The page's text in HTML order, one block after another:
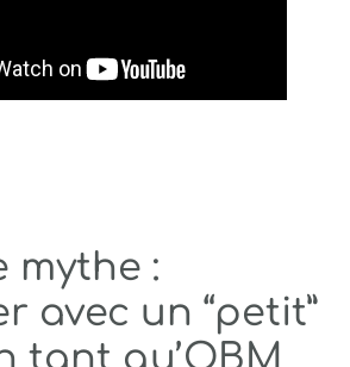
mythe :
avec un “petit”
tant qu’OBM